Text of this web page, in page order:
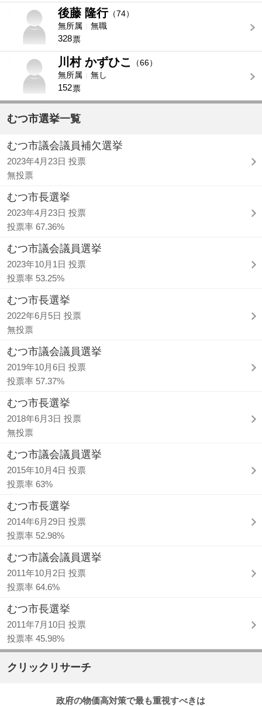
後藤 隆行（74）
無所属
無職
328票
川村 かずひこ
（66）
無所属
無し
152票
むつ市選挙一覧
むつ市議会議員補欠選挙
2023年4月23日 投票
無投票
むつ市長選挙
2023年4月23日 投票
投票率 67.36%
むつ市議会議員選挙
2023年10月1日 投票
投票率 53.25%
むつ市長選挙
2022年6月5日 投票
無投票
むつ市議会議員選挙
2019年10月6日 投票
投票率 57.37%
むつ市長選挙
2018年6月3日 投票
無投票
むつ市議会議員選挙
2015年10月4日 投票
投票率 63%
むつ市長選挙
2014年6月29日 投票
投票率 52.98%
むつ市議会議員選挙
2011年10月2日 投票
投票率 64.6%
むつ市長選挙
2011年7月10日 投票
投票率 45.98%
クリックリサーチ
政府の物価高対策で最も重視すべきは